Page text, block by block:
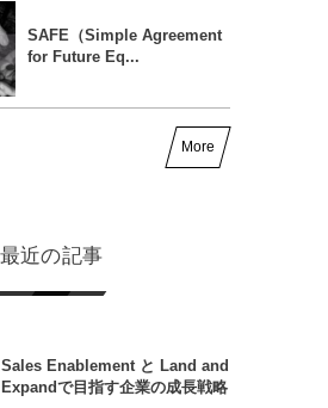
SAFE（Simple Agreement
for Future Eq...
More
最近の記事
Sales Enablement と Land and
Expandで目指す企業の成長戦略